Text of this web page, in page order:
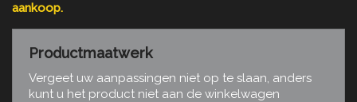
aankoop.
Productmaatwerk
Vergeet uw aanpassingen niet op te slaan, anders
kunt u het product niet aan de winkelwagen